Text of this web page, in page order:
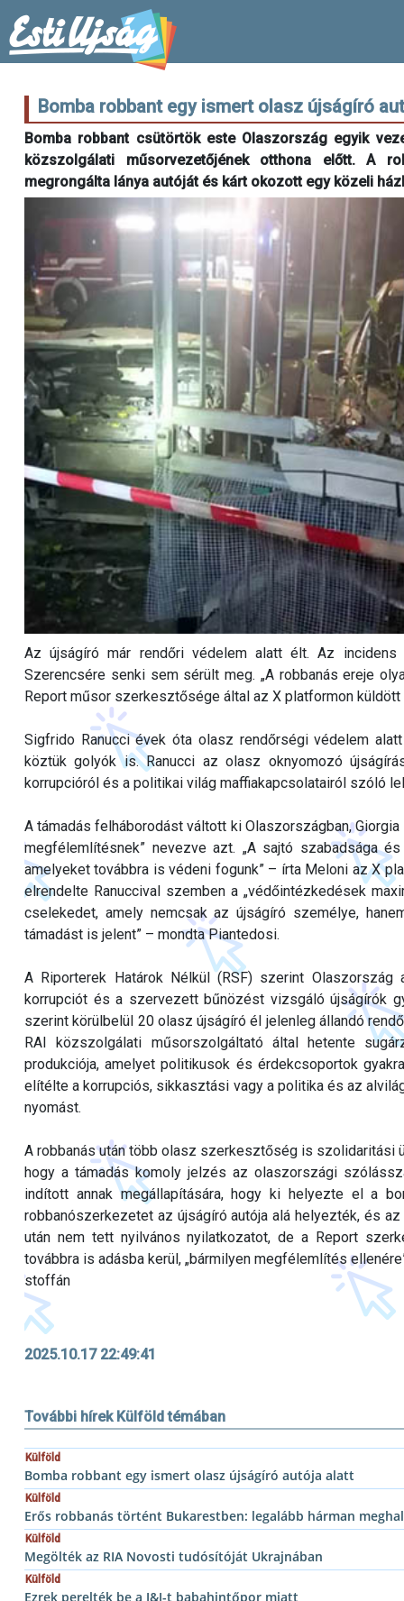
Bomba robbant egy ismert olasz újságíró
Bomba robbant csütörtök este Olaszország egyik
közszolgálati műsorvezetőjének otthona előtt. A
megrongálta lánya autóját és kárt okozott egy közeli
Az újságíró már rendőri védelem alatt élt. Az incidens
Szerencsére senki sem sérült meg. „A robbanás ereje
Report műsor szerkesztősége által az X platformon küldött
Sigfrido Ranucci évek óta olasz rendőrségi védelem
köztük golyók is. Ranucci az olasz oknyomozó
korrupcióról és a politikai világ maffiakapcsolatairól szóló
A támadás felháborodást váltott ki Olaszországban,
megfélemlítésnek” nevezve azt. „A sajtó szabadsága
amelyeket továbbra is védeni fogunk” – írta Meloni az X
elrendelte Ranuccival szemben a „védőintézkedések
cselekedet, amely nemcsak az újságíró személye,
támadást is jelent” – mondta Piantedosi.
A Riporterek Határok Nélkül (RSF) szerint
korrupciót és a szervezett bűnözést vizsgáló újságírók
szerint körülbelül 20 olasz újságíró él jelenleg állandó
RAI közszolgálati műsorszolgáltató által hetente
produkciója, amelyet politikusok és érdekcsoportok
elítélte a korrupciós, sikkasztási vagy a politika és az
nyomást.
A robbanás után több olasz szerkesztőség is szolidaritási
hogy a támadás komoly jelzés az olaszországi
indított annak megállapítására, hogy ki helyezte el a
robbanószerkezetet az újságíró autója alá helyezték, és
után nem tett nyilvános nyilatkozatot, de a Report
továbbra is adásba kerül, „bármilyen megfélemlítés
stoffán
2025.10.17 22:49:41
További hírek Külföld témában
Külföld
Bomba robbant egy ismert olasz újságíró autója alatt
Külföld
Erős robbanás történt Bukarestben: legalább hárman
Külföld
Megölték az RIA Novosti tudósítóját Ukrajnában
Külföld
Ezrek perelték be a J&J-t babahintőpor miatt